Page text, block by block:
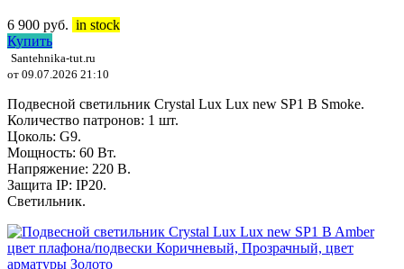
6 900 руб. in stock
Купить
Santehnika-tut.ru
от 09.07.2026 21:10
Подвесной светильник Crystal Lux Lux new SP1 B Smoke.
Количество патронов: 1 шт.
Цоколь: G9.
Мощность: 60 Вт.
Напряжение: 220 В.
Защита IP: IP20.
Светильник.